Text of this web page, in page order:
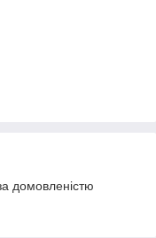
домовленістю